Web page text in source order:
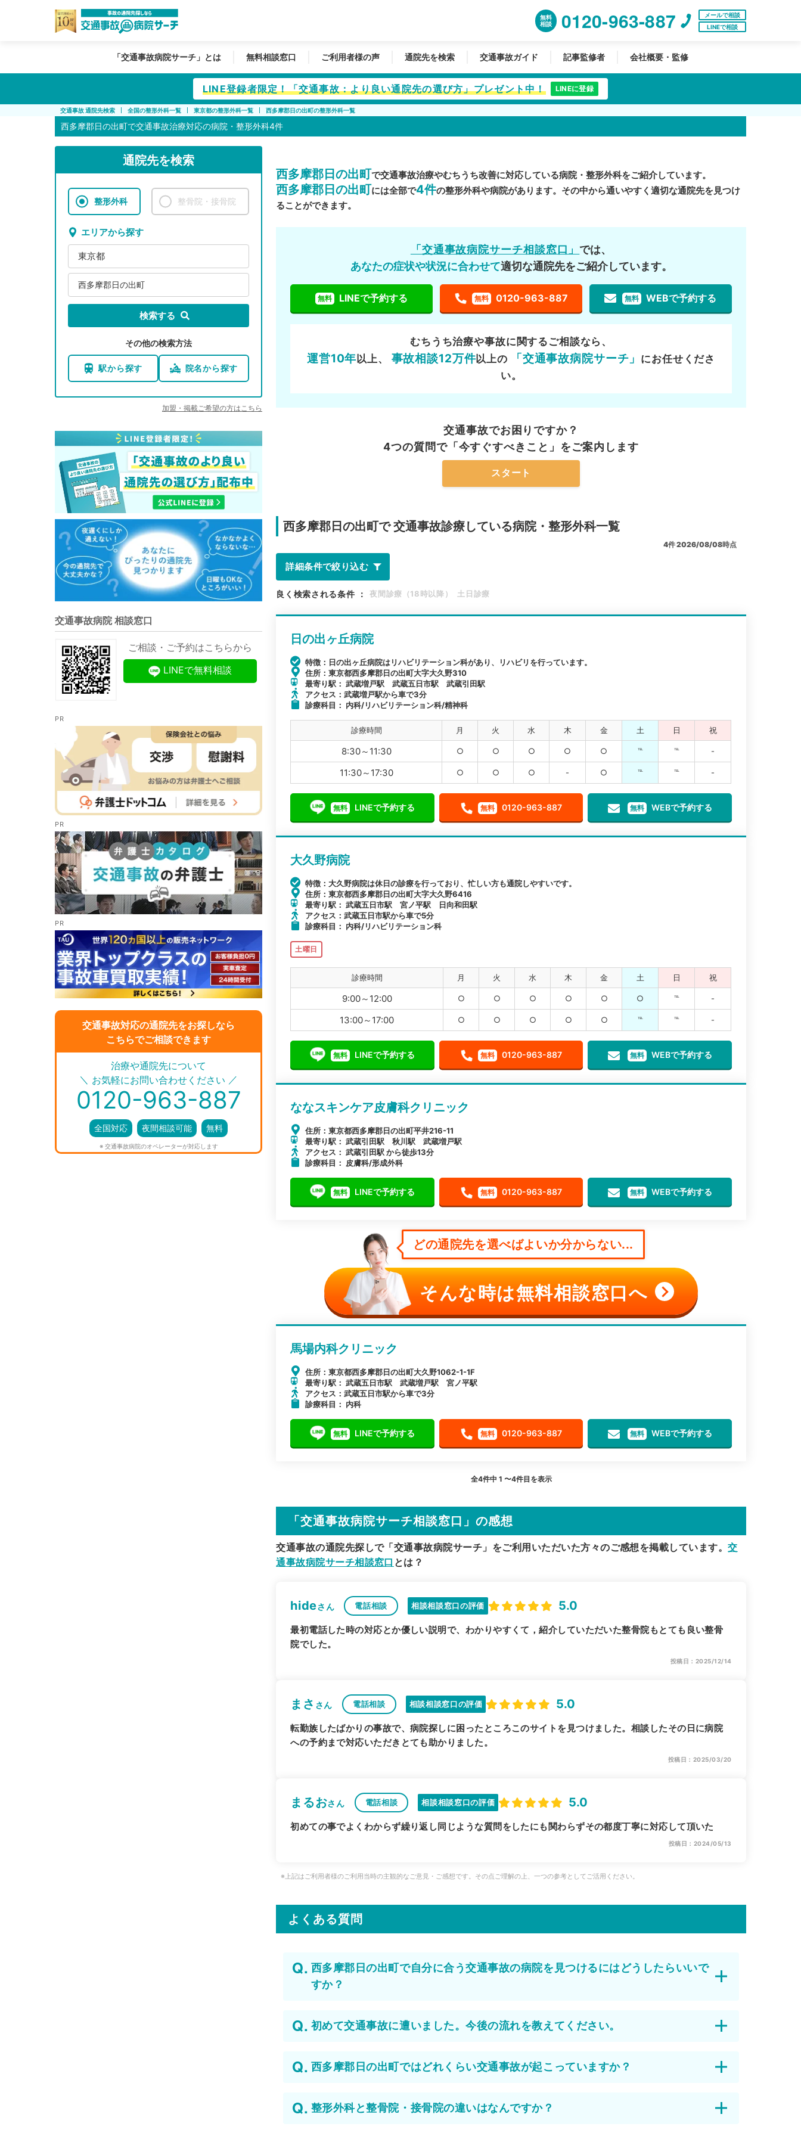
無料
相談
0120-963-887
メールで相談
LINEで相談
「交通事故病院サーチ」とは 無料相談窓口 ご利用者様の声 通院先を検索 交通事故ガイド 記事監修者 会社概要・監修
LINE登録者限定！「交通事故：より良い通院先の選び方」プレゼント中！ LINEに登録
交通事故 通院先検索 全国の整形外科一覧 東京都の整形外科一覧 西多摩郡日の出町の整形外科一覧
西多摩郡日の出町で交通事故治療対応の病院・整形外科4件
通院先を検索
整形外科 整骨院・接骨院
エリアから探す
東京都
西多摩郡日の出町
検索する
その他の検索方法
駅から探す 院名から探す
加盟・掲載ご希望の方はこちら
交通事故病院 相談窓口
ご相談・ご予約はこちらから
LINEで無料相談
交通事故対応の通院先をお探しなら
こちらでご相談できます
＼ ／
治療や通院先について
お気軽にお問い合わせください
0120-963-887
全国対応 夜間相談可能 無料
※ 交通事故病院のオペレーターが対応します
西多摩郡日の出町で交通事故治療やむちうち改善に対応している病院・整形外科をご紹介しています。
西多摩郡日の出町には全部で4件の整形外科や病院があります。その中から通いやすく適切な通院先を見つけ
ることができます。
「交通事故病院サーチ相談窓口」 では、
あなたの症状や状況に合わせて適切な通院先をご紹介しています。
無料 LINEで予約する 無料 0120-963-887 無料 WEBで予約する
むちうち治療や事故に関するご相談なら、
運営10年以上、 事故相談12万件以上の 「交通事故病院サーチ」 にお任せくださ
い。
交通事故でお困りですか？
4つの質問で「今すぐすべきこと」をご案内します
スタート
西多摩郡日の出町で 交通事故診療している病院・整形外科一覧
4件2026/08/08時点
詳細条件で絞り込む
良く検索される条件 ： 夜間診療（18時以降） 土日診療
日の出ヶ丘病院
特徴：日の出ヶ丘病院はリハビリテーション科があり、リハビリを行っています。
住所：東京都西多摩郡日の出町大字大久野310
最寄り駅： 武蔵増戸駅 武蔵五日市駅 武蔵引田駅
アクセス：武蔵増戸駅から車で3分
診療科目： 内科/リハビリテーション科/精神科
診療時間 月 火 水 木 金 土 日 祝
8:30～11:30 ○ ○ ○ ○ ○ ℡ ℡ -
11:30～17:30 ○ ○ ○ - ○ ℡ ℡ -
無料 LINEで予約する 無料 0120-963-887 無料 WEBで予約する
大久野病院
特徴：大久野病院は休日の診療を行っており、忙しい方も通院しやすいです。
住所：東京都西多摩郡日の出町大字大久野6416
最寄り駅： 武蔵五日市駅 宮ノ平駅 日向和田駅
アクセス：武蔵五日市駅から車で5分
診療科目： 内科/リハビリテーション科
土曜日
診療時間 月 火 水 木 金 土 日 祝
9:00～12:00 ○ ○ ○ ○ ○ ○ ℡ -
13:00～17:00 ○ ○ ○ ○ ○ ℡ ℡ -
無料 LINEで予約する 無料 0120-963-887 無料 WEBで予約する
ななスキンケア皮膚科クリニック
住所：東京都西多摩郡日の出町平井216-11
最寄り駅： 武蔵引田駅 秋川駅 武蔵増戸駅
アクセス： 武蔵引田駅 から徒歩13分
診療科目： 皮膚科/形成外科
無料 LINEで予約する 無料 0120-963-887 無料 WEBで予約する
どの通院先を選べばよいか分からない...
そんな時は無料相談窓口へ
馬場内科クリニック
住所：東京都西多摩郡日の出町大久野1062-1-1F
最寄り駅： 武蔵五日市駅 武蔵増戸駅 宮ノ平駅
アクセス：武蔵五日市駅から車で3分
診療科目： 内科
無料 LINEで予約する 無料 0120-963-887 無料 WEBで予約する
全4件中 1 〜4件目を表示
「交通事故病院サーチ相談窓口」の感想
交通事故の通院先探しで「交通事故病院サーチ」をご利用いただいた方々のご感想を掲載しています。交
通事故病院サーチ相談窓口 とは？
hideさん 電話相談 相談相談窓口の評価 5.0
最初電話した時の対応とか優しい説明で、わかりやすくて，紹介していただいた整骨院もとても良い整骨
院でした。
投稿日：2025/12/14
まさ さん 電話相談 相談相談窓口の評価 5.0
転勤族したばかりの事故で、病院探しに困ったところこのサイトを見つけました。相談したその日に病院
への予約まで対応いただきとても助かりました。
投稿日：2025/03/20
まるおさん 電話相談 相談相談窓口の評価 5.0
初めての事でよくわからず繰り返し同じような質問をしたにも関わらずその都度丁寧に対応して頂いた
投稿日：2024/05/13
※上記はご利用者様のご利用当時の主観的なご意見・ご感想です。その点ご理解の上、一つの参考としてご活用ください。
よくある質問
西多摩郡日の出町で自分に合う交通事故の病院を見つけるにはどうしたらいいで
すか？
初めて交通事故に遭いました。今後の流れを教えてください。
西多摩郡日の出町ではどれくらい交通事故が起こっていますか？
整形外科と整骨院・接骨院の違いはなんですか？